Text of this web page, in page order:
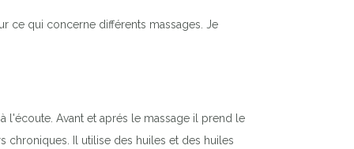
ce qui concerne différents massages. Je
l'écoute. Avant et aprés le massage il prend le
chroniques. Il utilise des huiles et des huiles